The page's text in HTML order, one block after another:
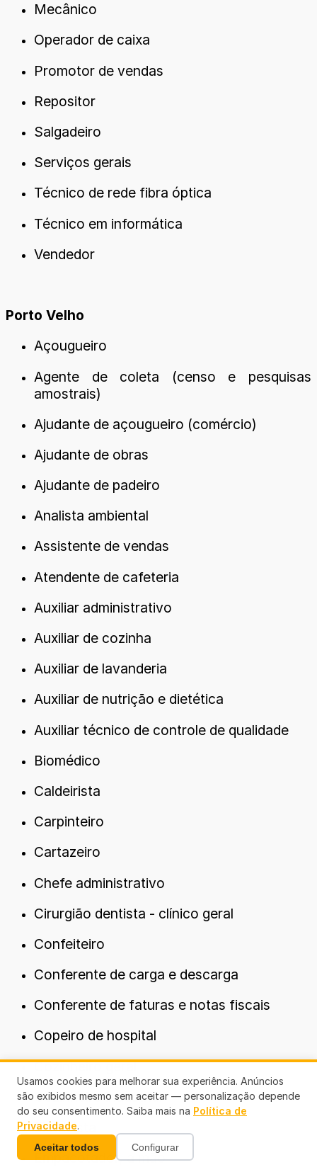
Mecânico
Operador de caixa
Promotor de vendas
Repositor
Salgadeiro
Serviços gerais
Técnico de rede fibra óptica
Técnico em informática
Vendedor
Porto Velho
Açougueiro
Agente de coleta (censo e pesquisas
amostrais)
Ajudante de açougueiro (comércio)
Ajudante de obras
Ajudante de padeiro
Analista ambiental
Assistente de vendas
Atendente de cafeteria
Auxiliar administrativo
Auxiliar de cozinha
Auxiliar de lavanderia
Auxiliar de nutrição e dietética
Auxiliar técnico de controle de qualidade
Biomédico
Caldeirista
Carpinteiro
Cartazeiro
Chefe administrativo
Cirurgião dentista - clínico geral
Confeiteiro
Conferente de carga e descarga
Conferente de faturas e notas fiscais
Copeiro de hospital
Cozinheiro geral
Cozinheiro industrial
Eletricista
Empacotador, a mão
Usamos cookies para melhorar sua experiência. Anúncios
são exibidos mesmo sem aceitar — personalização depende
do seu consentimento. Saiba mais na Política de
Privacidade.
Aceitar todos Configurar